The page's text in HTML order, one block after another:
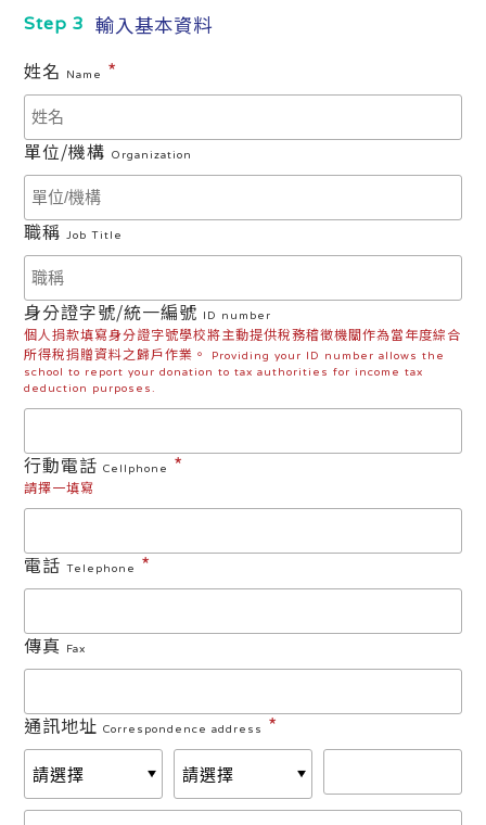
Step 3 輸入基本資料
姓名 Name *
單位/機構 Organization
職稱Job Title
身分證字號/統一編號 ID number
個人捐款填寫身分證字號學校將主動提供稅務稽徵機關作為當年度綜合
所得稅捐贈資料之歸戶作業。
Providing your ID number allows the
school to report your donation to tax authorities for income tax
deduction purposes.
行動電話Cellphone *
請擇一填寫
電話Telephone *
傳真 Fax
通訊地址Correspondence address *